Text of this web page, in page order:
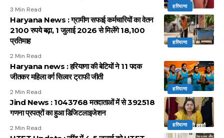
हरियाणा
3 Min Read
हरियाणा
Haryana News : ग्रामीण सफाई कर्मचारियों का वेतन
2100 रुपये बढ़ा, 1 जुलाई 2026 से मिलेंगे 18,100
प्रतिमाह
2 Min Read
हरियाणा
Haryana news : हरियाणा की बेटियों ने 11 पदक
जीतकर महिला वर्ग सिल्वर ट्राफी जीती
2 Min Read
हरियाणा
Jind News : 1043768 मतदाताओं में से 392518
गणना प्रपत्रों का हुआ डिजिटलाइजेशन
2 Min Read